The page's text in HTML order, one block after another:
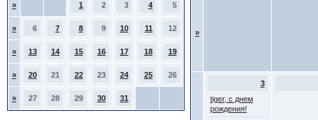
» 1 2 3 4 5
» 6 7 8 9 10 11 12
» 13 14 15 16 17 18 19
» 20 21 22 23 24 25 26
» 27 28 29 30 31
»
3
tiger, с днем
рождения!